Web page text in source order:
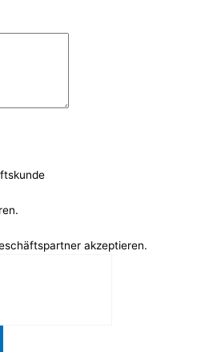
akzeptieren.